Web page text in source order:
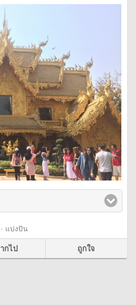
· แบ่งปัน
กไป ถูกใจ